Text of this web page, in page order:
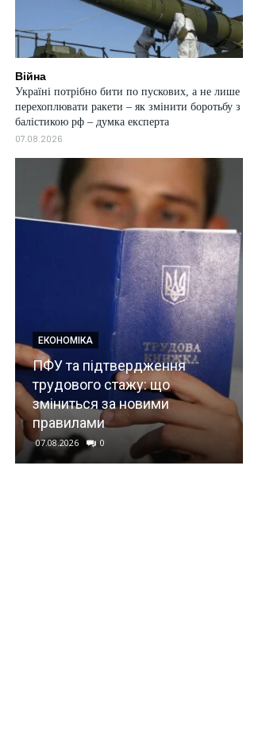
Війна
Україні потрібно бити по пускових, а не лише
перехоплювати ракети – як змінити боротьбу з
балістикою рф – думка експерта
07.08.2026
ЕКОНОМІКА
ПФУ та підтвердження
трудового стажу: що
зміниться за новими
правилами
07.08.2026 0